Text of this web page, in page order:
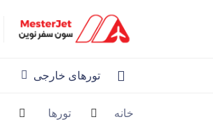
تورهای خارجی
خانه تورها